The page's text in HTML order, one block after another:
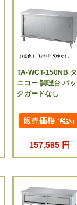
TA-WCT-150NB タ
ニコー 調理台 バッ
クガードなし
157,585 円